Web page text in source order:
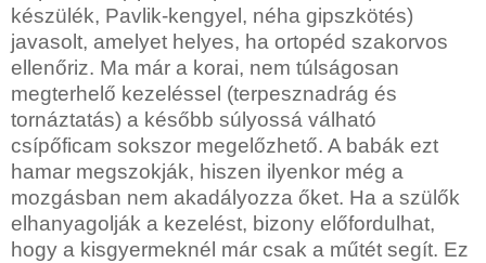
készülék, Pavlik-kengyel, néha gipszkötés)
javasolt, amelyet helyes, ha ortopéd szakorvos
ellenőriz. Ma már a korai, nem túlságosan
megterhelő kezeléssel (terpesznadrág és
tornáztatás) a később súlyossá válható
csípőficam sokszor megelőzhető. A babák ezt
hamar megszokják, hiszen ilyenkor még a
mozgásban nem akadályozza őket. Ha a szülők
elhanyagolják a kezelést, bizony előfordulhat,
hogy a kisgyermeknél már csak a műtét segít. Ez